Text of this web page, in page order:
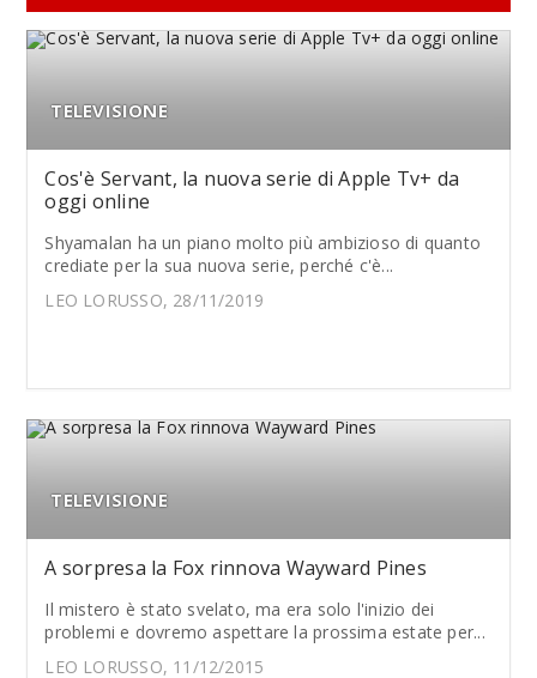
TELEVISIONE
Cos'è Servant, la nuova serie di Apple Tv+ da
oggi online
Shyamalan ha un piano molto più ambizioso di quanto
crediate per la sua nuova serie, perché c'è...
LEO LORUSSO, 28/11/2019
TELEVISIONE
A sorpresa la Fox rinnova Wayward Pines
Il mistero è stato svelato, ma era solo l'inizio dei
problemi e dovremo aspettare la prossima estate per...
LEO LORUSSO, 11/12/2015